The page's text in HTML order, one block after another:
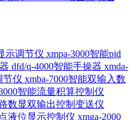
示调节仪 xmpa-3000智能pid
dfd/q-4000智能手操器 xmda-
节仪 xmba-7000智能双输入数
智能流量积算控制仪
数显双输出控制变送仪
液位显示控制仪 xmga-2000